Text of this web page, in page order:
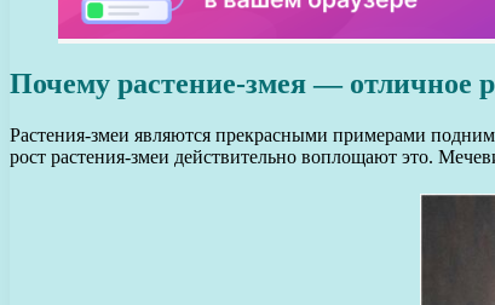
Почему растение-змея — отличное
Растения-змеи являются прекрасными примерами
рост растения-змеи действительно воплощают это.